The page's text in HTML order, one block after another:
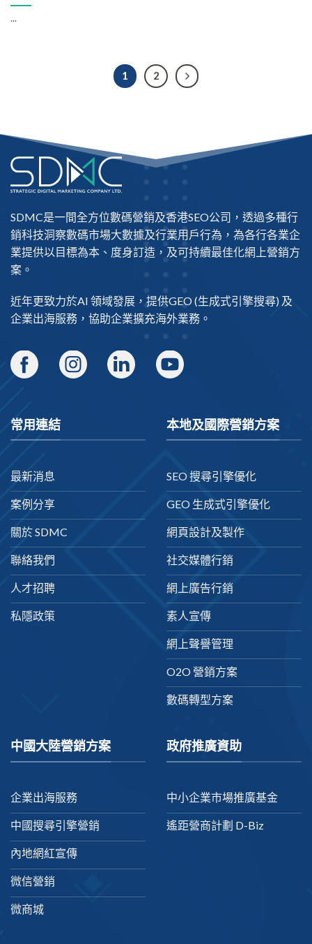
...
1 2
SDMC是一間全方位數碼營銷及香港SEO公司 ，透過多種行
銷科技洞察數碼市場大數據及行業用戶行為，為各行各業企
業提供以目標為本、度身訂造，及可持續最佳化網上營銷方
案。
近年更致力於AI 領域發展，提供GEO(生成式引擎搜尋) 及
企業出海服務，協助企業擴充海外業務。
常用連結
最新消息
案例分享
關於 SDMC
聯絡我們
人才招聘
私隱政策
本地及國際營銷方案
SEO 搜尋引擎優化
GEO 生成式引擎優化
網頁設計及製作
社交媒體行銷
網上廣告行銷
素人宣傳
網上聲譽管理
O2O 營銷方案
數碼轉型方案
中國大陸營銷方案
企業出海服務
中國搜尋引擎營銷
內地網紅宣傳
微信營銷
微商城
政府推廣資助
中小企業市場推廣基金
遙距營商計劃 D-Biz